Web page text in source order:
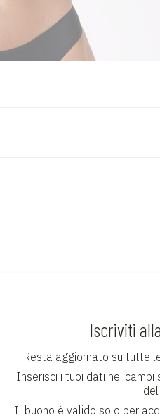
Iscriviti
Resta aggiornato su tutte
Inserisci i tuoi dati nei
Il buono è valido solo per